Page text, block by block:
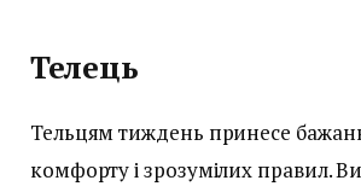
Телець
Тельцям тиждень принесе
комфорту і зрозумілих правил.